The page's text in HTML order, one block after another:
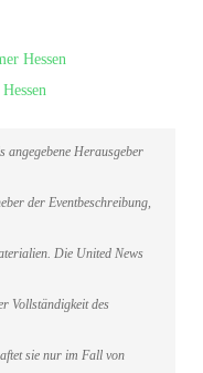
Hessen
angegebene Herausgeber
der Eventbeschreibung,
Die United News
Vollständigkeit des
sie nur im Fall von